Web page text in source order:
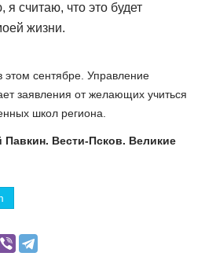
я считаю, что это будет
жизни.
этом сентябре. Управление
заявления от желающих учиться
школ региона.
Вести-Псков. Великие